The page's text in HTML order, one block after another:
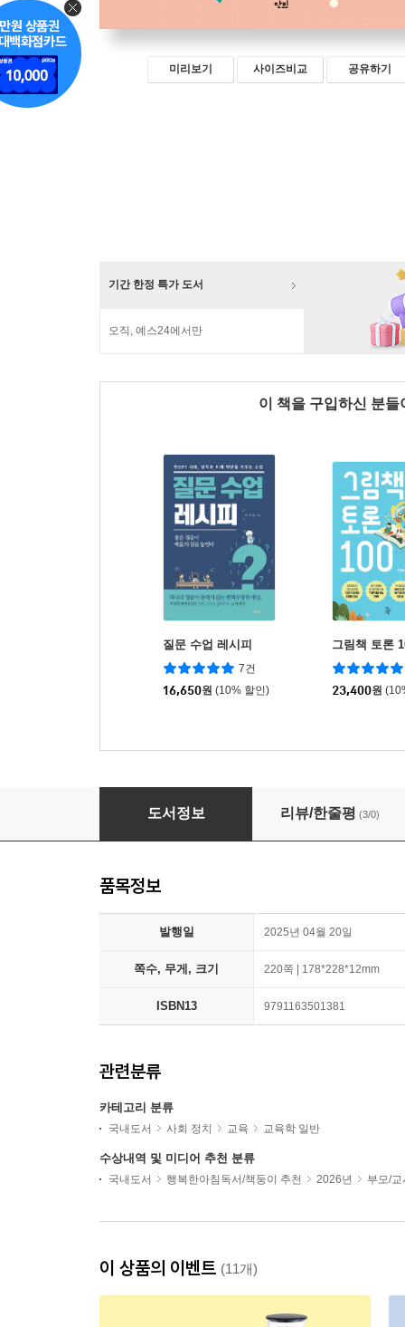
미리보기 사이즈비교 공유하기
기간 한정 특가 도서
오직, 예스24에서만
이 책을 구입하신 분
질문 수업 레시피
7건
16,650원 (10% 할인)
그림책 토론
23,400원
책으로 즐거운 두근두근 책놀이
도서정보 리뷰/한줄평 (3/0)
품목정보
발행일 2025년 04월 20일
쪽수, 무게, 크기 220쪽 | 178*228*12mm
ISBN13 9791163501381
관련분류
카테고리 분류
국내도서 사회 정치 교육 교육학 일반
수상내역 및 미디어 추천 분류
국내도서 행복한아침독서/책둥이 추천 2026년 부모/교
이 상품의 이벤트 (11개)